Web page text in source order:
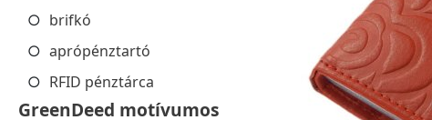
brifkó
aprópénztartó
RFID pénztárca
GreenDeed motívumos